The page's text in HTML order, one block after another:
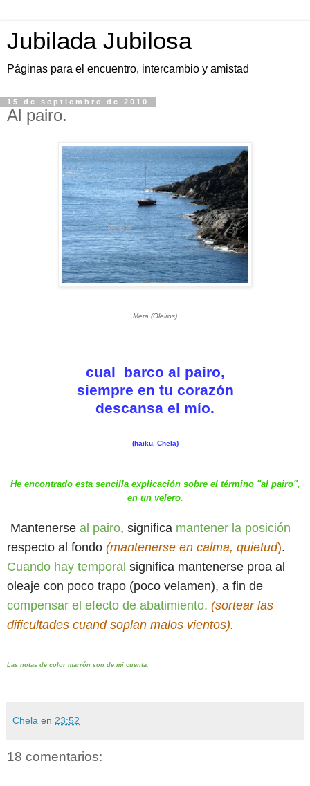
Jubilada Jubilosa
Páginas para el encuentro, intercambio y amistad
15 de septiembre de 2010
Al pairo.
Mera (Oleiros)
cual barco al pairo,
siempre en tu corazón
descansa el mío.
(haiku. Chela)
He encontrado esta sencilla explicación sobre el término "al pairo",
en un velero.
Mantenerse al pairo, significa mantener la posición
respecto al fondo (mantenerse en calma, quietud).
Cuando hay temporal significa mantenerse proa al
oleaje con poco trapo (poco velamen), a fin de
compensar el efecto de abatimiento. (sortear las
dificultades cuand soplan malos vientos).
Las notas de color marrón son de mi cuenta.
Chela en 23:52
18 comentarios: